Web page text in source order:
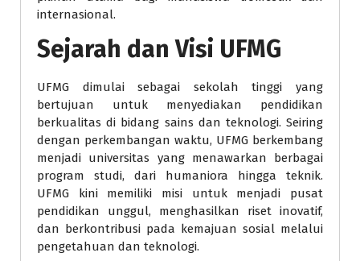
internasional.
Sejarah dan Visi UFMG
UFMG dimulai sebagai sekolah tinggi yang
bertujuan untuk menyediakan pendidikan
berkualitas di bidang sains dan teknologi. Seiring
dengan perkembangan waktu, UFMG berkembang
menjadi universitas yang menawarkan berbagai
program studi, dari humaniora hingga teknik.
UFMG kini memiliki misi untuk menjadi pusat
pendidikan unggul, menghasilkan riset inovatif,
dan berkontribusi pada kemajuan sosial melalui
pengetahuan dan teknologi.